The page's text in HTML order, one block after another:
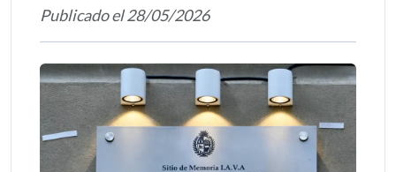
Publicado el 28/05/2026